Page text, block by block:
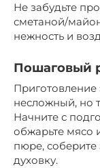
Не забудьте
сметаной/
нежность и
Пошаговый
Приготовление
несложный, но
Начните с
обжарьте мясо
пюре, соберите
духовку.